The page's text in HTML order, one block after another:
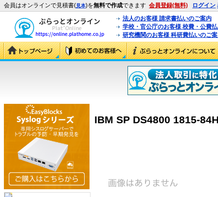
会員はオンラインで見積書(見本)を無料で作成できます 会員登録(無料) ログイン
法人のお客様 請求書払いのご案内
学校・官公庁のお客様 校費・公費
研究機関のお客様 科研費払いのご
IBM SP DS4800 1815-